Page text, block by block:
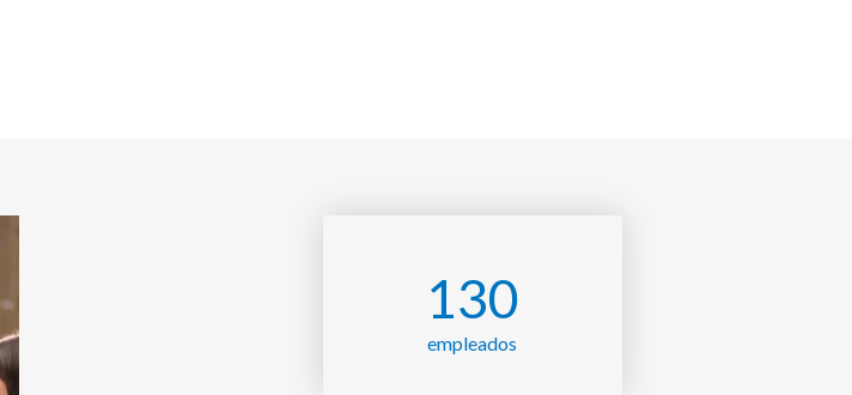
130
empleados